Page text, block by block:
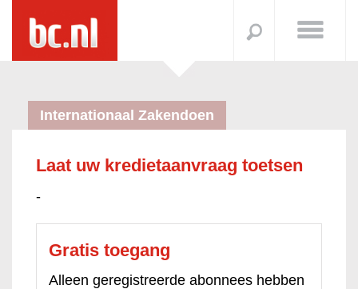
Internationaal Zakendoen
Laat uw kredietaanvraag toetsen
-
Gratis toegang
Alleen geregistreerde abonnees hebben